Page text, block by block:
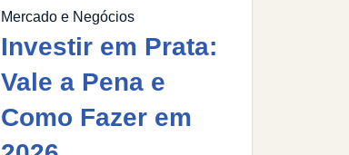
Mercado e Negócios
Investir em Prata:
Vale a Pena e
Como Fazer em